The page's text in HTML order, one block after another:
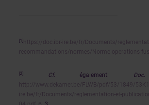
[1]
https://doc.ibr-ire.be/fr/Documents/
recommandations/normes/Norme-operations-
[2] Cf. également:
http://www.dekamer.be/FLWB/pdf/53/1849/
ire.be/fr/Documents/reglementation-et-